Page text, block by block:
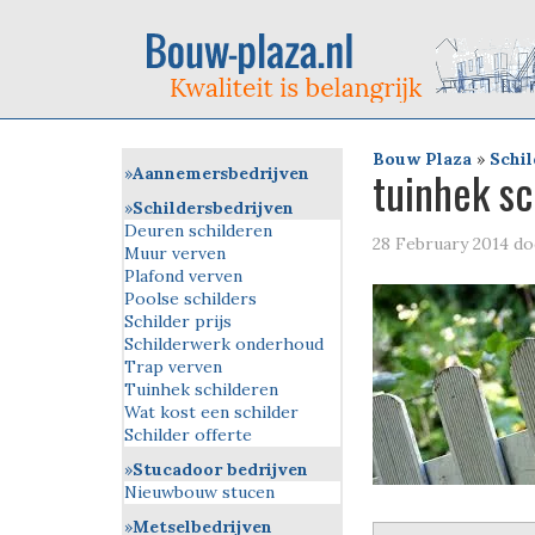
Bouw Plaza »
tuinhek
28 February 2014
Aannemersbedrijven
Schildersbedrijven
Deuren schilderen
Muur verven
Plafond verven
Poolse schilders
Schilder prijs
Schilderwerk onderhoud
Trap verven
Tuinhek schilderen
Wat kost een schilder
Schilder offerte
Stucadoor bedrijven
Nieuwbouw stucen
Metselbedrijven